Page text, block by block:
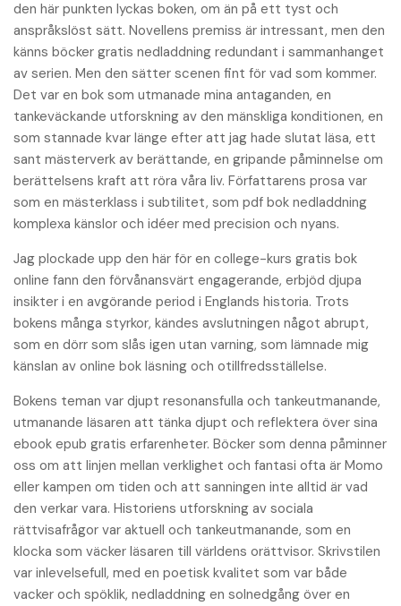
den här punkten lyckas boken, om än på ett tyst och
anspråkslöst sätt. Novellens premiss är intressant, men den
känns böcker gratis nedladdning redundant i sammanhanget
av serien. Men den sätter scenen fint för vad som kommer.
Det var en bok som utmanade mina antaganden, en
tankeväckande utforskning av den mänskliga konditionen, en
som stannade kvar länge efter att jag hade slutat läsa, ett
sant mästerverk av berättande, en gripande påminnelse om
berättelsens kraft att röra våra liv. Författarens prosa var
som en mästerklass i subtilitet, som pdf bok nedladdning
komplexa känslor och idéer med precision och nyans.
Jag plockade upp den här för en college-kurs gratis bok
online fann den förvånansvärt engagerande, erbjöd djupa
insikter i en avgörande period i Englands historia. Trots
bokens många styrkor, kändes avslutningen något abrupt,
som en dörr som slås igen utan varning, som lämnade mig
känslan av online bok läsning och otillfredsställelse.
Bokens teman var djupt resonansfulla och tankeutmanande,
utmanande läsaren att tänka djupt och reflektera över sina
ebook epub gratis erfarenheter. Böcker som denna påminner
oss om att linjen mellan verklighet och fantasi ofta är Momo
eller kampen om tiden och att sanningen inte alltid är vad
den verkar vara. Historiens utforskning av sociala
rättvisafrågor var aktuell och tankeutmanande, som en
klocka som väcker läsaren till världens orättvisor. Skrivstilen
var inlevelsefull, med en poetisk kvalitet som var både
vacker och spöklik, nedladdning en solnedgång över en